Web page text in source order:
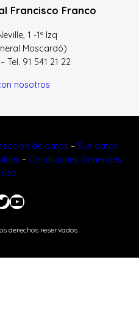
Francisco Franco
1 -1º Izq
Moscardó)
Tel. 91 541 21 22
nosotros
de datos – Sus datos
– Condiciones Generales
YouTube
derechos reservados.